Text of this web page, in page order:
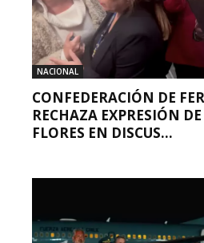
NACIONAL
CONFEDERACIÓN DE
RECHAZA EXPRESIÓN
FLORES EN DISCUS...